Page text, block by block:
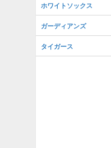
ホワイトソックス
ガーディアンズ
タイガース